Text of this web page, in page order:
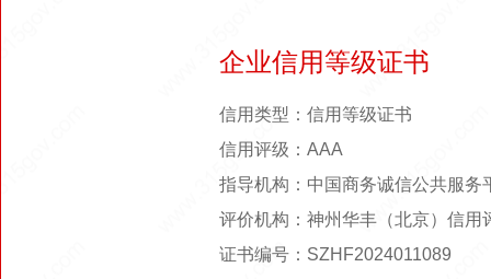
企业信用等级证书
信用类型：信用等级证书
信用评级：AAA
指导机构：中国商务诚信公共服务
评价机构：神州华丰（北京）信用
证书编号：SZHF2024011089